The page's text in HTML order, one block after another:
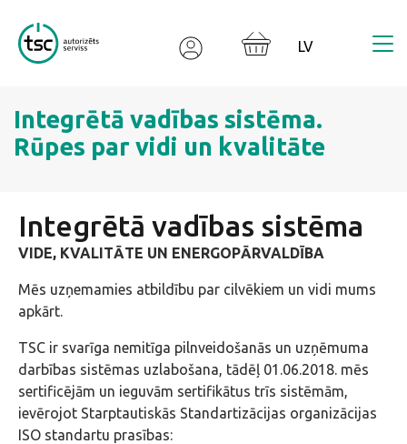
Integrētā vadības sistēma.
Rūpes par vidi un kvalitāte
Integrētā vadības sistēma
VIDE, KVALITĀTE UN ENERGOPĀRVALDĪBA
Mēs uzņemamies atbildību par cilvēkiem un vidi mums
apkārt.
TSC ir svarīga nemitīga pilnveidošanās un uzņēmuma
darbības sistēmas uzlabošana, tādēļ 01.06.2018. mēs
sertificējām un ieguvām sertifikātus trīs sistēmām,
ievērojot Starptautiskās Standartizācijas organizācijas
ISO standartu prasības: